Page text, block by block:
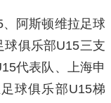
阿斯顿维拉足球
俱乐部U15三支
代表队、上海申
球俱乐部U15梯